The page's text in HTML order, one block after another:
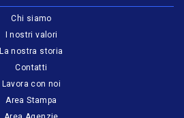
Chi siamo
I nostri valori
La nostra storia
Contatti
Lavora con noi
Area Stampa